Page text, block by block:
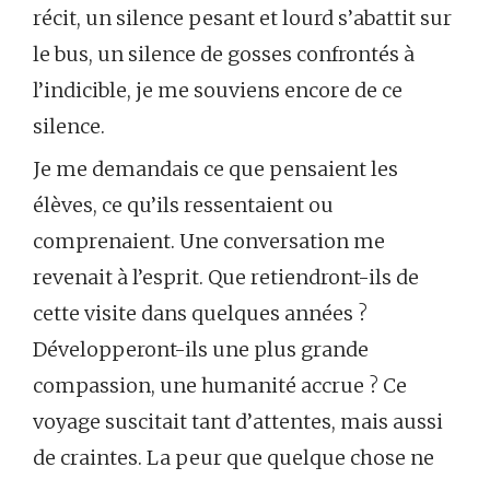
récit, un silence pesant et lourd s’abattit sur
le bus, un silence de gosses confrontés à
l’indicible, je me souviens encore de ce
silence.
Je me demandais ce que pensaient les
élèves, ce qu’ils ressentaient ou
comprenaient. Une conversation me
revenait à l’esprit. Que retiendront-ils de
cette visite dans quelques années ?
Développeront-ils une plus grande
compassion, une humanité accrue ? Ce
voyage suscitait tant d’attentes, mais aussi
de craintes. La peur que quelque chose ne